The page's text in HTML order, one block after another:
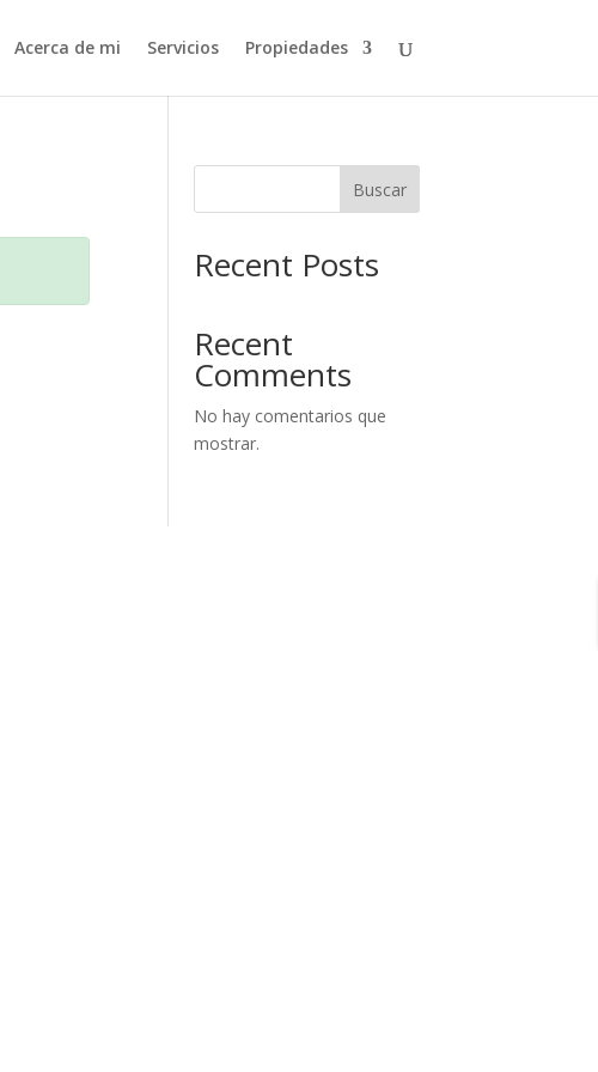
Acerca de mi Servicios Propiedades
Buscar
Recent Posts
Recent
Comments
No hay comentarios que
mostrar.